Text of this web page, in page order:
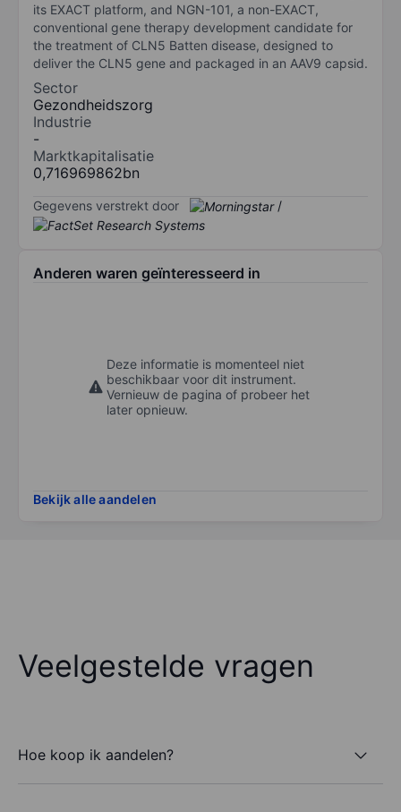
its EXACT platform, and NGN-101, a non-EXACT,
conventional gene therapy development candidate for
the treatment of CLN5 Batten disease, designed to
deliver the CLN5 gene and packaged in an AAV9 capsid.
Sector
Gezondheidszorg
Industrie
-
Marktkapitalisatie
0,716969862bn
Gegevens verstrekt door /
Anderen waren geïnteresseerd in
Deze informatie is momenteel niet
beschikbaar voor dit instrument.
Vernieuw de pagina of probeer het
later opnieuw.
Bekijk alle aandelen
Veelgestelde vragen
Hoe koop ik aandelen?